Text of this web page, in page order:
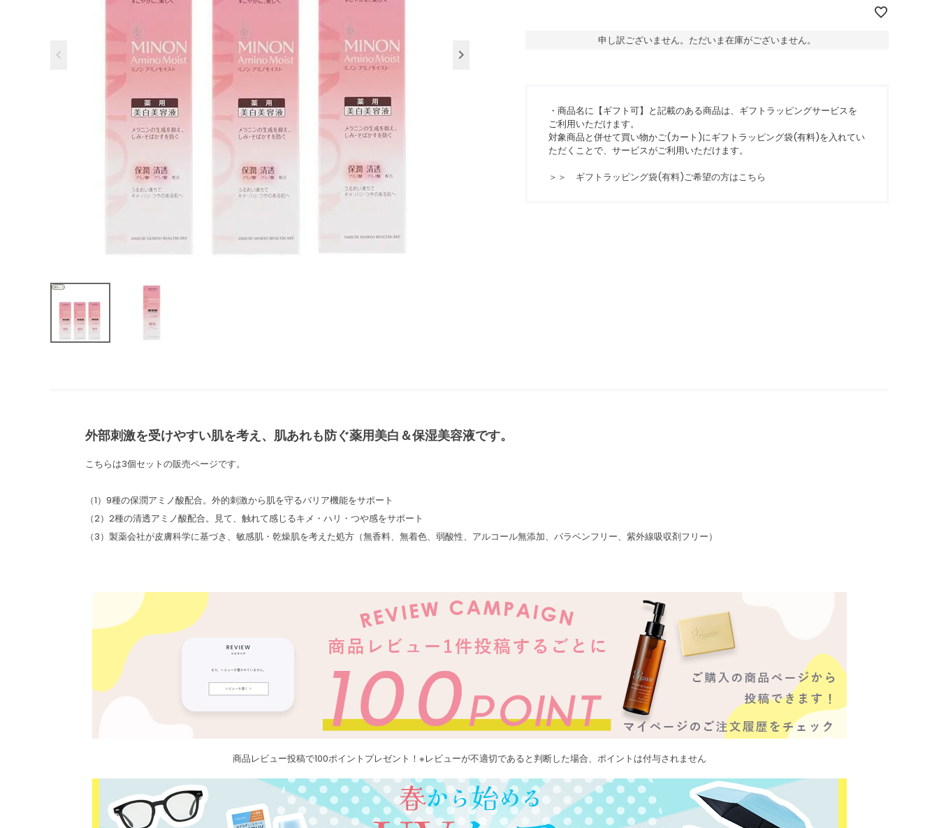
申し訳ございません。ただいま在庫がございません。
・商品名に【ギフト可】と記載のある商品は、ギフトラッピングサービスを
ご利用いただけます。
対象商品と併せて買い物かご(カート)にギフトラッピング袋(有料)を入れてい
ただくことで、サービスがご利用いただけます。
＞＞ ギフトラッピング袋(有料)ご希望の方はこちら
外部刺激を受けやすい肌を考え、肌あれも防ぐ薬用美白＆保湿美容液です。
こちらは3個セットの販売ページです。
（1）9種の保潤アミノ酸配合。外的刺激から肌を守るバリア機能をサポート
（2）2種の清透アミノ酸配合。見て、触れて感じるキメ・ハリ・つや感をサポート
（3）製薬会社が皮膚科学に基づき、敏感肌・乾燥肌を考えた処方（無香料、無着色、弱酸性、アルコール無添加、パラベンフリー、紫外線吸収剤フリー）
商品レビュー投稿で100ポイントプレゼント！※レビューが不適切であると判断した場合、ポイントは付与されません